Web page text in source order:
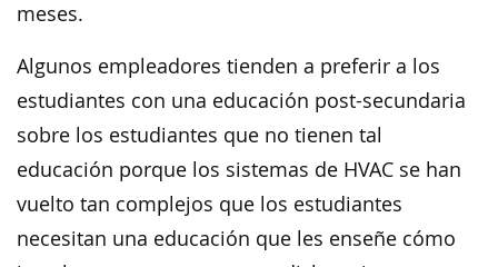
meses.
Algunos empleadores tienden a preferir a los
estudiantes con una educación post-secundaria
sobre los estudiantes que no tienen tal
educación porque los sistemas de HVAC se han
vuelto tan complejos que los estudiantes
necesitan una educación que les enseñe cómo